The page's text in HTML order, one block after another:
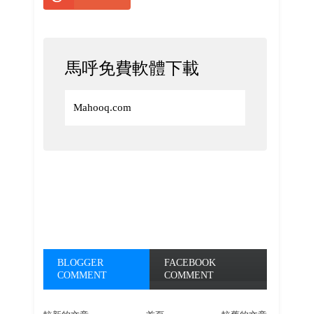
馬呼免費軟體下載
Mahooq.com
BLOGGER
COMMENT
FACEBOOK
COMMENT